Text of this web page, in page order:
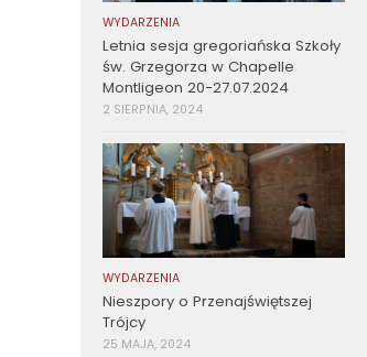
WYDARZENIA
Letnia sesja gregoriańska Szkoły
św. Grzegorza w Chapelle
Montligeon 20-27.07.2024
2 SIERPNIA, 2024
WYDARZENIA
Nieszpory o Przenajświętszej
Trójcy
25 MAJA, 2024